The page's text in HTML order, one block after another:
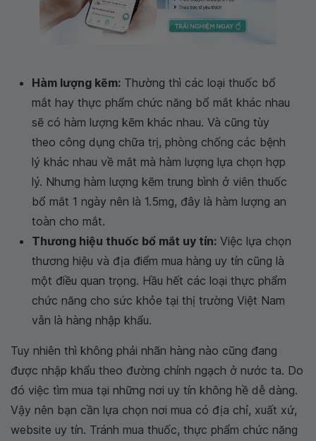
Hàm lượng kẽm: Thường thì các loại thuốc bổ
mắt hay thực phẩm chức năng bổ mắt khác nhau
sẽ có hàm lượng kẽm khác nhau. Và cũng tùy
theo công dụng chữa trị, phòng chống các bệnh
lý khác nhau về mắt mà hàm lượng lựa chọn hợp
lý. Nhưng hàm lượng kẽm trung bình ở viên thuốc
bổ mắt 1 ngày nên là 1.5mg, đây là hàm lượng an
toàn cho mắt.
Thương hiệu thuốc bổ mắt uy tín: Việc lựa chọn
thương hiệu và địa điểm mua hàng uy tín cũng là
một điều quan trọng. Hầu hết các loại thực phẩm
chức năng cho sức khỏe tại thị trường Việt Nam
vẫn là hàng nhập khẩu.
Tuy nhiên thì không phải nhãn hàng nào cũng đang
được nhập khẩu theo đường chính ngạch ở nước ta. Do
đó việc tìm mua tại những nơi uy tín không hề dễ dàng.
Vậy nên bạn cần lựa chọn nơi mua có địa chỉ, xuất xứ,
website uy tín. Tránh mua thuốc, thực phẩm chức năng